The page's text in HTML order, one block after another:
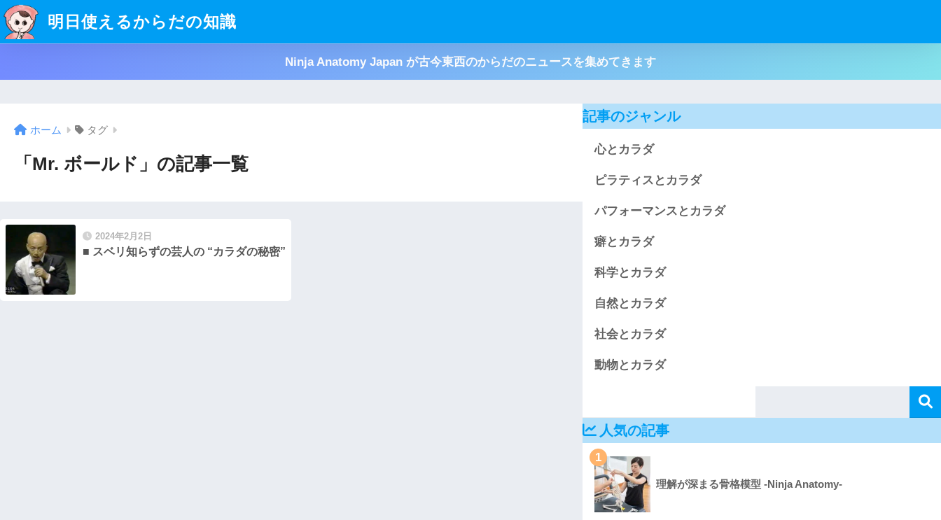
明日使えるからだの知識
Ninja Anatomy Japan が古今東西のからだのニュースを集めてきます
ホーム タグ
「Mr. ボールド」の記事一覧
2024年2月2日
■ スベリ知らずの芸人の “カラダの秘密”
記事のジャンル
心とカラダ
ピラティスとカラダ
パフォーマンスとカラダ
癖とカラダ
科学とカラダ
自然とカラダ
社会とカラダ
動物とカラダ
人気の記事
1
理解が深まる骨格模型 -Ninja Anatomy-